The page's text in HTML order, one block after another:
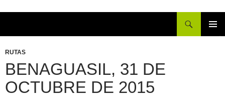
CONTENIDO
RUTAS
BENAGUASIL, 31 DE
OCTUBRE DE 2015